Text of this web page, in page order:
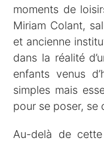
moments de
Miriam Colant,
et ancienne
dans la réalité
enfants venus
simples mais
pour se poser, se
Au-delà de